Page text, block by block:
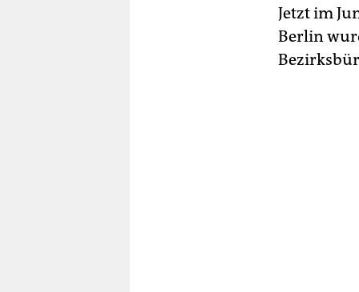
Jetzt im
Berlin